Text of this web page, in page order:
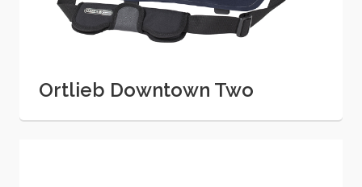
Ortlieb Downtown Two